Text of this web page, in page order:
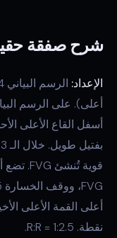
شرح صفقة
الإعداد:
أعلى). على الرسم
أسفل القاع الأعلى
نقطة. R:R = 1:2.5.